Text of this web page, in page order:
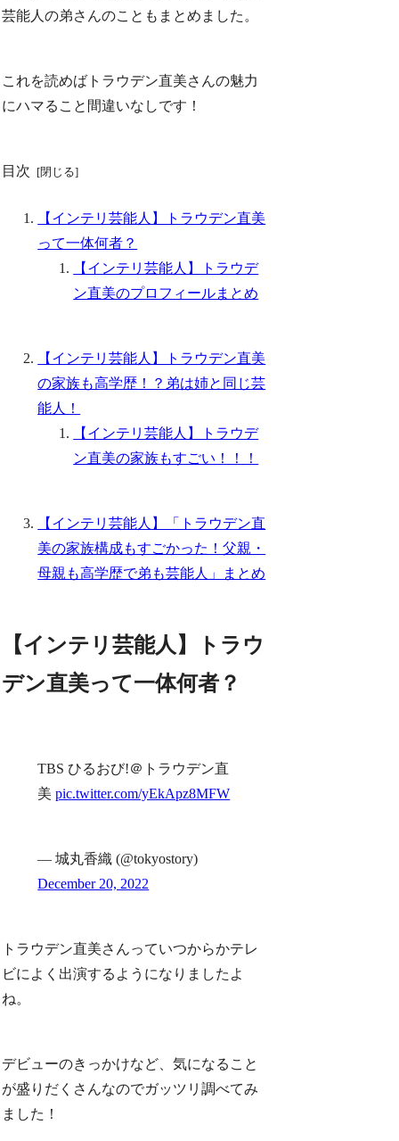
芸能人の弟さんのこともまとめました。
これを読めばトラウデン直美さんの魅力
にハマること間違いなしです！
目次
【インテリ芸能人】トラウデン直美
って一体何者？
【インテリ芸能人】トラウデ
ン直美のプロフィールまとめ
【インテリ芸能人】トラウデン直美
の家族も高学歴！？弟は姉と同じ芸
能人！
【インテリ芸能人】トラウデ
ン直美の家族もすごい！！！
【インテリ芸能人】「トラウデン直
美の家族構成もすごかった！父親・
母親も高学歴で弟も芸能人」まとめ
【インテリ芸能人】トラウ
デン直美って一体何者？
TBS ひるおび!＠トラウデン直
美pic.twitter.com/yEkApz8MFW
— 城丸香織 (@tokyostory)
December 20, 2022
トラウデン直美さんっていつからかテレ
ビによく出演するようになりましたよ
ね。
デビューのきっかけなど、気になること
が盛りだくさんなのでガッツリ調べてみ
ました！